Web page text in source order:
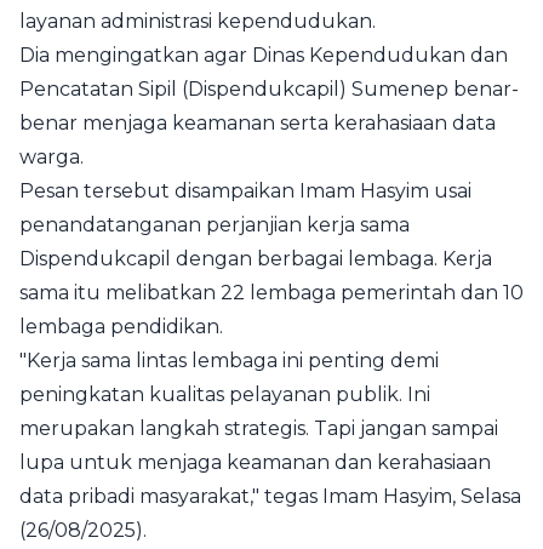
layanan administrasi kependudukan.
Dia mengingatkan agar Dinas Kependudukan dan
Pencatatan Sipil (Dispendukcapil) Sumenep benar-
benar menjaga keamanan serta kerahasiaan data
warga.
Pesan tersebut disampaikan Imam Hasyim usai
penandatanganan perjanjian kerja sama
Dispendukcapil dengan berbagai lembaga. Kerja
sama itu melibatkan 22 lembaga pemerintah dan 10
lembaga pendidikan.
"Kerja sama lintas lembaga ini penting demi
peningkatan kualitas pelayanan publik. Ini
merupakan langkah strategis. Tapi jangan sampai
lupa untuk menjaga keamanan dan kerahasiaan
data pribadi masyarakat," tegas Imam Hasyim, Selasa
(26/08/2025).